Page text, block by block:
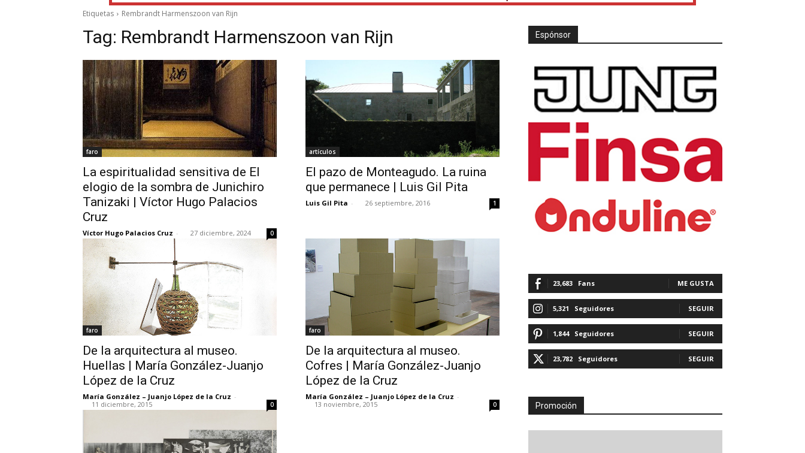
Etiquetas Rembrandt Harmenszoon van Rijn
Tag: Rembrandt Harmenszoon van Rijn
faro
La espiritualidad sensitiva de El
elogio de la sombra de Junichiro
Tanizaki | Víctor Hugo Palacios
Cruz
Víctor Hugo Palacios Cruz - 27 diciembre, 2024 0
artículos
El pazo de Monteagudo. La ruina
que permanece | Luis Gil Pita
Luis Gil Pita - 26 septiembre, 2016 1
faro
De la arquitectura al museo.
Huellas | María González-Juanjo
López de la Cruz
María González – Juanjo López de la Cruz -
11 diciembre, 2015
0
faro
De la arquitectura al museo.
Cofres | María González-Juanjo
López de la Cruz
María González – Juanjo López de la Cruz -
13 noviembre, 2015
0
Espónsor
23,683 Fans ME GUSTA
5,321 Seguidores SEGUIR
1,844 Seguidores SEGUIR
23,782 Seguidores SEGUIR
Promoción